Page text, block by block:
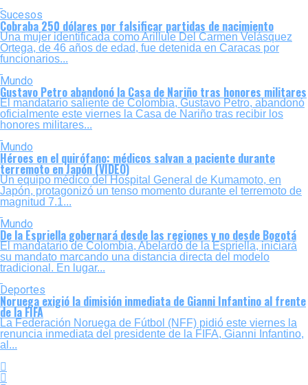
Sucesos
Cobraba 250 dólares por falsificar partidas de nacimiento
Una mujer identificada como Arillule Del Carmen Velásquez
Ortega, de 46 años de edad, fue detenida en Caracas por
funcionarios...
Mundo
Gustavo Petro abandonó la Casa de Nariño tras honores militares
El mandatario saliente de Colombia, Gustavo Petro, abandonó
oficialmente este viernes la Casa de Nariño tras recibir los
honores militares...
Mundo
Héroes en el quirófano: médicos salvan a paciente durante
terremoto en Japón (VIDEO)
Un equipo médico del Hospital General de Kumamoto, en
Japón, protagonizó un tenso momento durante el terremoto de
magnitud 7.1...
Mundo
De la Espriella gobernará desde las regiones y no desde Bogotá
El mandatario de Colombia, Abelardo de la Espriella, iniciará
su mandato marcando una distancia directa del modelo
tradicional. En lugar...
Deportes
Noruega exigió la dimisión inmediata de Gianni Infantino al frente
de la FIFA
La Federación Noruega de Fútbol (NFF) pidió este viernes la
renuncia inmediata del presidente de la FIFA, Gianni Infantino,
al...